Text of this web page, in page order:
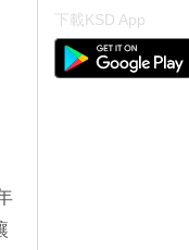
下載KSD App